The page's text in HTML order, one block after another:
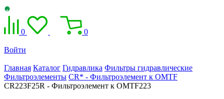
0 0
Войти
Главная Каталог Гидравлика Фильтры гидравлические
Фильтроэлементы CR* - Фильтроэлемент к OMTF
CR223F25R - Фильтроэлемент к OMTF223